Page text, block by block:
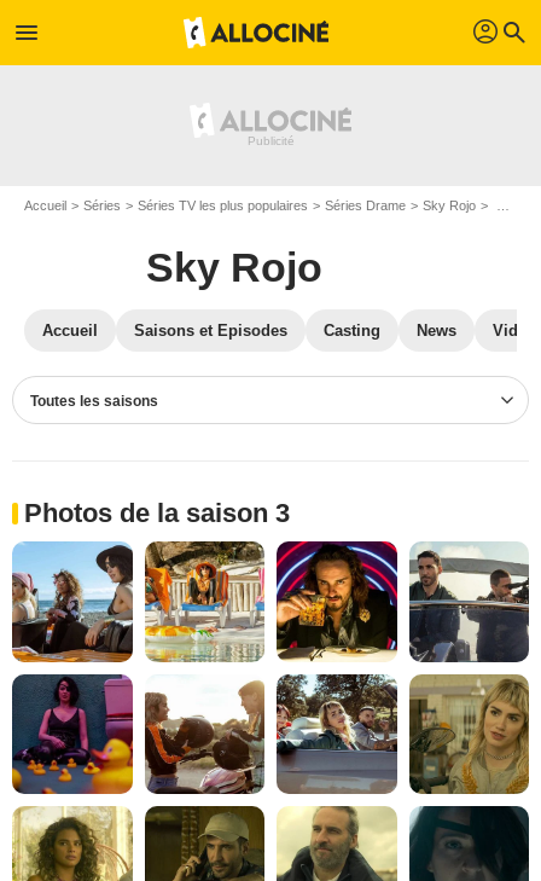
menu profil search
Accueil Séries Séries TV les plus populaires Séries Drame Sky Rojo
Sky Rojo
Accueil Saisons et Episodes Casting News
Toutes les saisons
Photos de la saison 3